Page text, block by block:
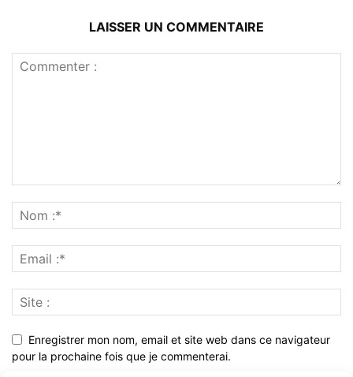
LAISSER UN COMMENTAIRE
Enregistrer mon nom, email et site web dans ce navigateur
pour la prochaine fois que je commenterai.